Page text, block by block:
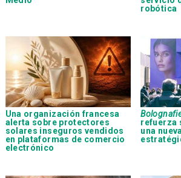
robótica
Una organización francesa
alerta sobre protectores
solares inseguros vendidos
en plataformas de comercio
electrónico
refuerza
una